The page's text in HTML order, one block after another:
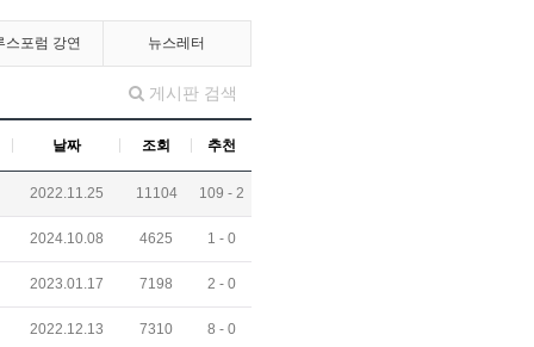
스포럼 강연 뉴스레터
게시판 검색
날짜 조회 추천
2022.11.25 11104 109 - 2
2024.10.08 4625 1 - 0
2023.01.17 7198 2 - 0
2022.12.13 7310 8 - 0